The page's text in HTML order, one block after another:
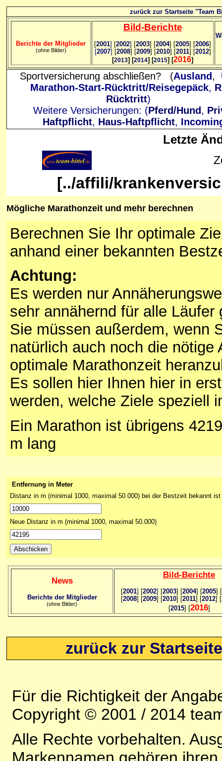
zurück zur Startseite "Team
Berichte der Mitglieder
(ohne Bilder)
Bild-Berichte
[2001] [2002] [2003] [2004] [2005] [2006]
[2007] [2008] [2009] [2010] [2011] [2012]
[2013] [2014] [2015] [2016]
Sportversicherung abschließen? (Ausland,
Marathon-Start-Rücktritt/Reisegepäck,
Rücktritt)
Weitere Versicherungen: (Pferd/Hund,
Haftpflicht, Haus-Haftpflicht,
Letzte
[../affili/
Mögliche Marathonzeit und mehr berechnen
Berechnen Sie Ihr optimale
anhand einer bekannten
Achtung:
Es werden nur
sehr annähernd für alle
Sie müssen außerdem, wenn
natürlich auch noch die nötige
optimale Marathonzeit
Es sollen hier Ihnen hier in
werden, welche Ziele speziell
Ein Marathon ist übrigens
m lang
Entfernung in Meter
Distanz in m (minimal 1000, maximal 50.000) bei der Bestzeit bekannt ist
Neue Distanz in m (minimal 1000, maximal 50.000)
News
Berichte der Mitglieder
(ohne Bilder)
Bild-Berichte
[2001] [2002] [2003] [2004] [2005] [
[2008] [2009] [2010] [2011] [2012] [
[2015] [2016]
zurück zur
Für die Richtigkeit der
Copyright © 2001 / 2014
Alle Rechte vorbehalten.